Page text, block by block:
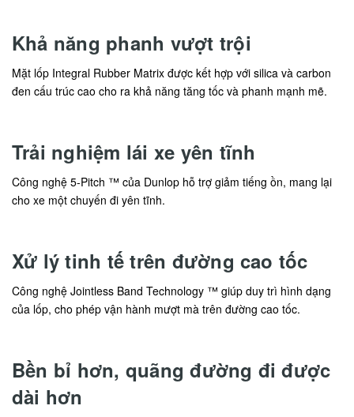
Khả năng phanh vượt trội
Mặt lốp Integral Rubber Matrix được kết hợp với silica và carbon
đen cấu trúc cao cho ra khả năng tăng tốc và phanh mạnh mẽ.
Trải nghiệm lái xe yên tĩnh
Công nghệ 5-Pitch ™ của Dunlop hỗ trợ giảm tiếng ồn, mang lại
cho xe một chuyến đi yên tĩnh.
Xử lý tinh tế trên đường cao tốc
Công nghệ Jointless Band Technology ™ giúp duy trì hình dạng
của lốp, cho phép vận hành mượt mà trên đường cao tốc.
Bền bỉ hơn, quãng đường đi được
dài hơn